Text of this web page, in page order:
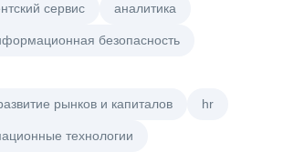
сервис аналитика
безопасность
рынков и капиталов hr
технологии